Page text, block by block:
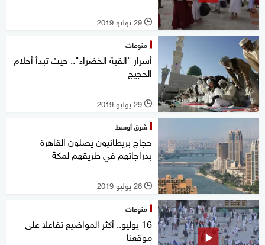
l 29 يوليو 2019
منوعات
أسرار "القبة الخضراء".. حيث تبدأ أحلام
الحجيج
l 29 يوليو 2019
شرق أوسط
حجاج بريطانيون يصلون القاهرة
بدراجاتهم في طريقهم لمكة
l 26 يوليو 2019
منوعات
16 يوليو.. أكثر المواضيع تفاعلا على
موقعنا